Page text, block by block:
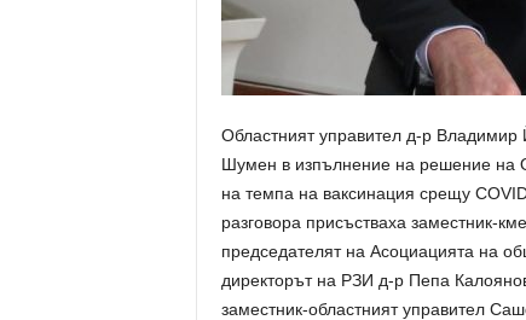
Областният управител д-р
Шумен в изпълнение на решение на
на темпа на ваксинация срещу
разговора присъстваха заместник-
председателят на Асоциацията на
директорът на РЗИ д-р Пепа
заместник-областният управител